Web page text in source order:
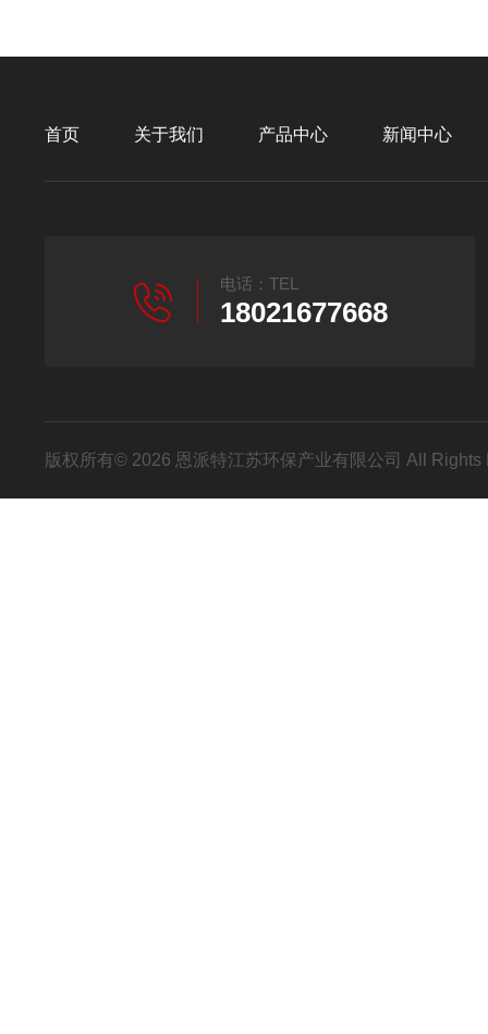
首页 关于我们 产品中心 新闻中心
电话：TEL
18021677668
版权所有© 2026 恩派特江苏环保产业有限公司 All